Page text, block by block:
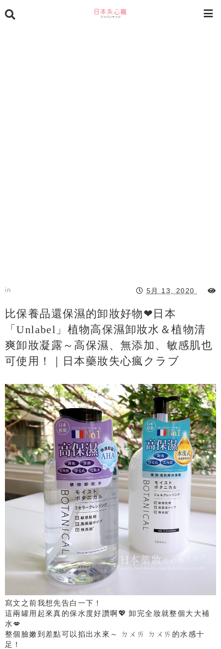
in 5月 13, 2020
比保養品還保濕的卸妝好物❤日本
「Unlabel」植物高保濕卸妝水＆植物清
爽卸妝凝露～高保濕、無添加、敏感肌也
可使用！｜日本藥妝失心瘋クラブ
寫文之前我想先告白一下！
這兩罐用起來真的保水度好讚啊💖 卸完全妝就整個大大補
水💋
整個臉嫩到差點可以掐出水來～ ㄉㄨㄞ ㄉㄨㄞ的水感十
足！